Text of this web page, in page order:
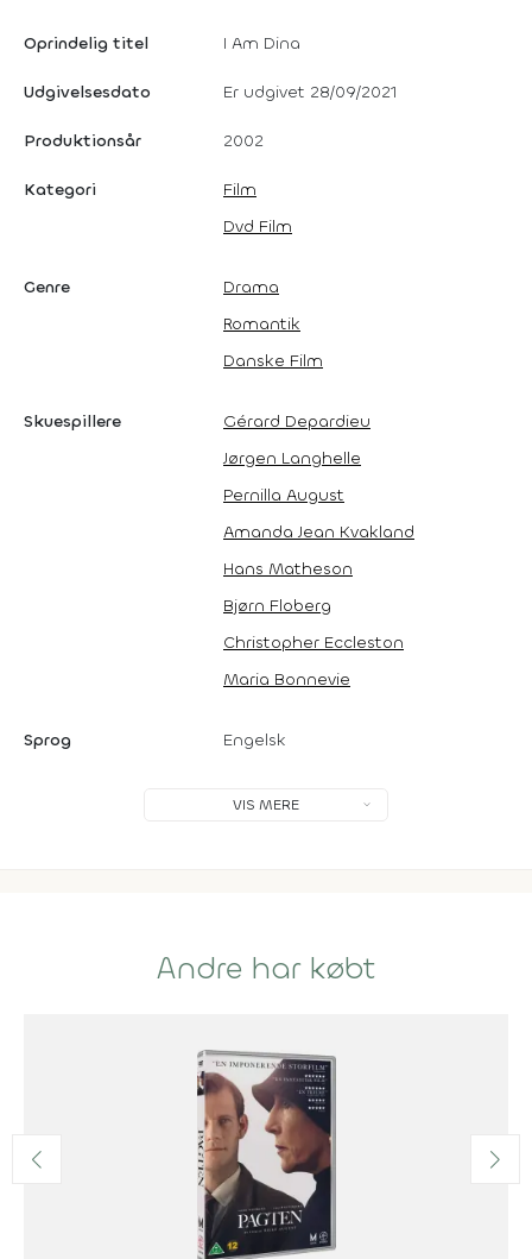
Oprindelig titel I Am Dina
Udgivelsesdato Er udgivet 28/09/2021
Produktionsår 2002
Kategori
Film
Dvd Film
Genre
Drama
Romantik
Danske Film
Skuespillere
Gérard Depardieu
Jørgen Langhelle
Pernilla August
Amanda Jean Kvakland
Hans Matheson
Bjørn Floberg
Christopher Eccleston
Maria Bonnevie
Sprog Engelsk
VIS MERE
Andre har købt